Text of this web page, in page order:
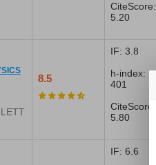
CiteScore:
5.20
8.5
IF: 3.8
h-index:
401
CiteScore:
5.80
IF: 6.6